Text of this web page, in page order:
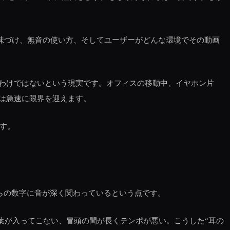
け、無音の使い方、そしてユーザーがどんな環境でその動画
けではないという現実です。オフィスの移動中、イヤホン片
速に限界を迎えます。
。
数字に音が深く関わっているという点です。
入ってこない、冒頭の間が長くテンポが悪い。こうした“耳の